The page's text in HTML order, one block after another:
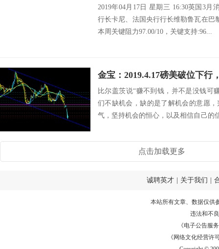
2019年04月17日 星期三 16:30英国3月
行长卡尼、法国央行行长维勒鲁瓦在巴
本周关键阻力97.00/10，关键支持:96...
金宝：2019.4.17磅美破位下行
比尔盖茨说“赚不到钱，并不是没钱可
们不缺机会，缺的是了解机会的意愿
气，坚持机会的恒心，以及相信自己
点击加载更多
诚聘英才 关于我们
本站所有文章、数据仅供
违法和不
《电子公告服务
《网络文化经营许